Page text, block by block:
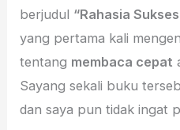
berjudul “Rahasia
yang pertama kali
tentang membaca cepat
Sayang sekali buku
dan saya pun tidak ingat